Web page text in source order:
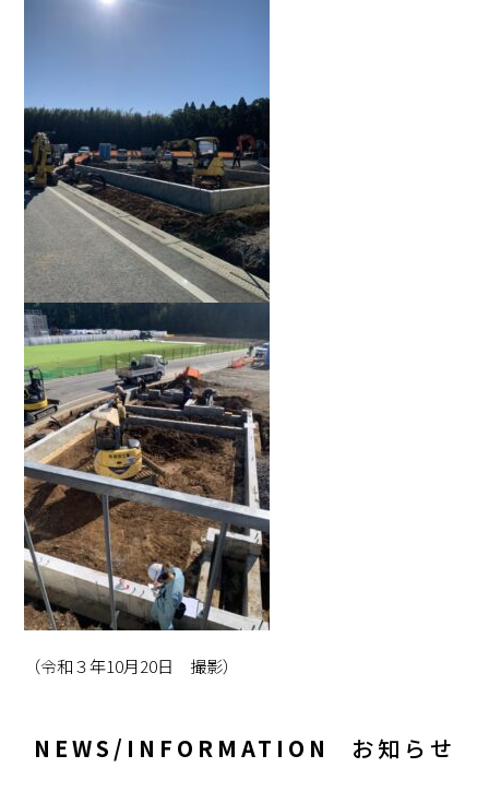
（令和３年10月20日 撮影）
NEWS/INFORMATION お知らせ